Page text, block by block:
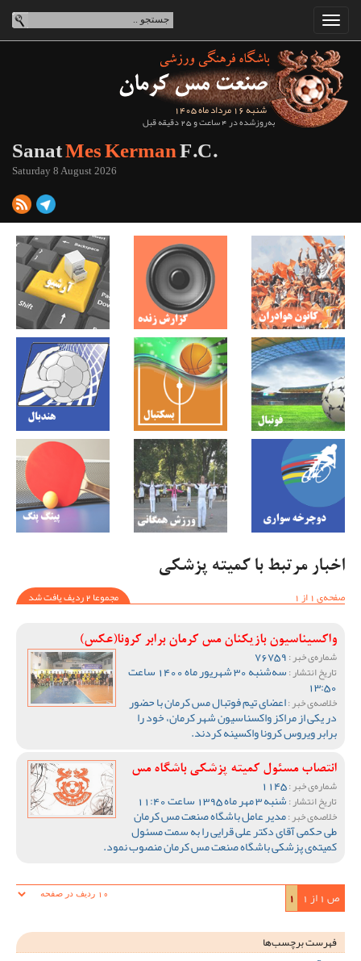
شنبه 16 مرداد ماه 1405
به‌روزشده در 4 ساعت و 25 دقیقه قبل
SanatMes KermanF.C.
Saturday 8 August 2026
اخبار مرتبط با کمیته پزشکی
صفحه‌ی 1 از 1
مجموعا 2 ردیف یافت شد
واکسیناسیون بازیکنان مس کرمان برابر کرونا(عکس)
شماره‌ی خبر :
تاریخ انتشار : سه‌شنبه 30 شهریور ماه 1400 ساعت
13:50
خلاصه‌ی خبر :اعضای تیم فوتبال مس کرمان با حضور
در یکی از مراکز واکسناسیون شهر کرمان، خود را
برابر ویروس کرونا واکسینه کردند.
انتصاب مسئول کمیته پزشکی باشگاه مس
شماره‌ی خبر :
تاریخ انتشار :شنبه 3 مهر ماه 1395 ساعت 11:40
خلاصه‌ی خبر :مدیر عامل باشگاه صنعت مس کرمان
طی حکمی آقای دکتر علی قرایی را به سمت مسئول
کمیته‌ی پزشکی باشگاه صنعت مس کرمان منصوب نمود.
ص 1 از 1 1
فهرست برچسب‌ها